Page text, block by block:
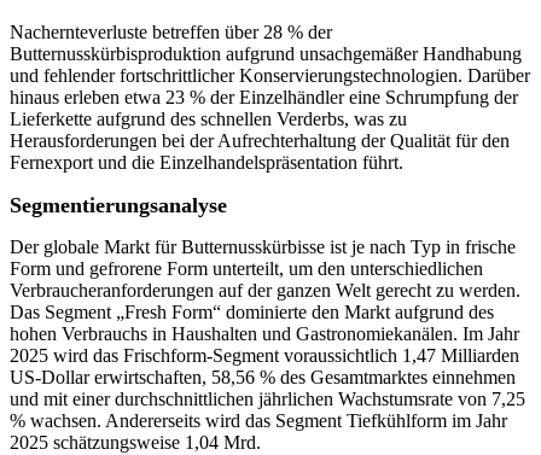
Nachernteverluste betreffen über 28 % der
Butternusskürbisproduktion aufgrund unsachgemäßer Handhabung
und fehlender fortschrittlicher Konservierungstechnologien. Darüber
hinaus erleben etwa 23 % der Einzelhändler eine Schrumpfung der
Lieferkette aufgrund des schnellen Verderbs, was zu
Herausforderungen bei der Aufrechterhaltung der Qualität für den
Fernexport und die Einzelhandelspräsentation führt.
Segmentierungsanalyse
Der globale Markt für Butternusskürbisse ist je nach Typ in frische
Form und gefrorene Form unterteilt, um den unterschiedlichen
Verbraucheranforderungen auf der ganzen Welt gerecht zu werden.
Das Segment „Fresh Form“ dominierte den Markt aufgrund des
hohen Verbrauchs in Haushalten und Gastronomiekanälen. Im Jahr
2025 wird das Frischform-Segment voraussichtlich 1,47 Milliarden
US-Dollar erwirtschaften, 58,56 % des Gesamtmarktes einnehmen
und mit einer durchschnittlichen jährlichen Wachstumsrate von 7,25
% wachsen. Andererseits wird das Segment Tiefkühlform im Jahr
2025 schätzungsweise 1,04 Mrd.